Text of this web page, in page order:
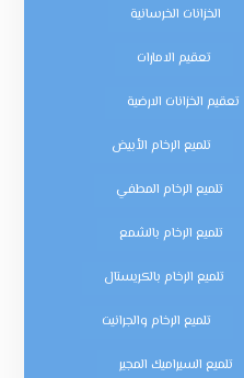
الخزانات الخرسانية
تعقيم الامارات
تعقيم الخزانات الارضية
تلميع الرخام الأبيض
تلميع الرخام المطفي
تلميع الرخام بالشمع
تلميع الرخام بالكريستال
تلميع الرخام والجرانيت
تلميع السيراميك المجير